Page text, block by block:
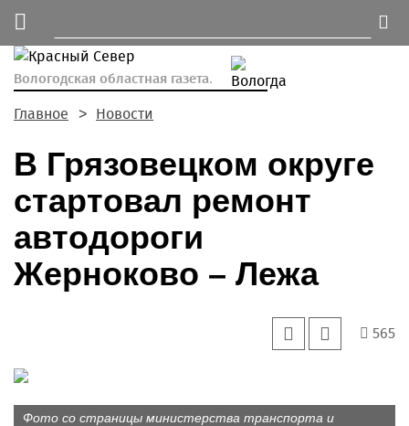
Вологодская областная газета.
Главное Новости
В Грязовецком округе
стартовал ремонт
автодороги
Жерноково – Лежа
565
Фото со страницы министерства транспорта и